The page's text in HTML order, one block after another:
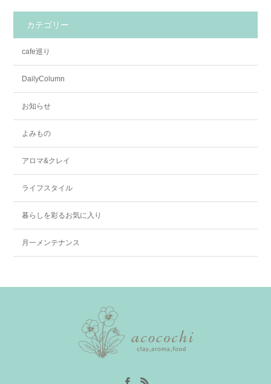
カテゴリー
cafe巡り
DailyColumn
お知らせ
よみもの
アロマ&クレイ
ライフスタイル
暮らしを彩るお気に入り
月一メンテナンス